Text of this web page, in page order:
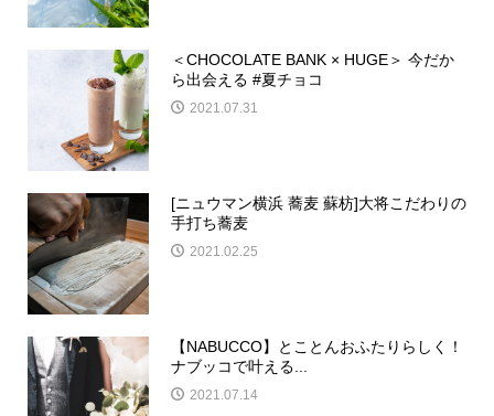
＜CHOCOLATE BANK × HUGE＞ 今だか
ら出会える #夏チョコ
2021.07.31
[ニュウマン横浜 蕎麦 蘇枋]大将こだわりの
手打ち蕎麦
2021.02.25
【NABUCCO】とことんおふたりらしく！
ナブッコで叶える...
2021.07.14